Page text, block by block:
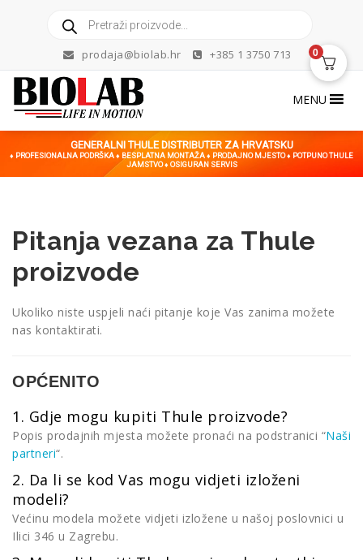
search
prodaja@biolab.hr +385 1 3750 713
MENU
GENERALNI THULE DISTRIBUTER ZA HRVATSKU
♦ PROFESIONALNA PODRŠKA ♦ BESPLATNA MONTAŽA ♦ PRODAJNO MJESTO ♦ POTPUNO THULE
JAMSTVO ♦ OSIGURAN SERVIS
Pitanja vezana za Thule
proizvode
Ukoliko niste uspjeli naći pitanje koje Vas zanima možete
nas kontaktirati.
OPĆENITO
1. Gdje mogu kupiti Thule proizvode?
Popis prodajnih mjesta možete pronaći na podstranici “Naši
partneri“.
2. Da li se kod Vas mogu vidjeti izloženi
modeli?
Većinu modela možete vidjeti izložene u našoj poslovnici u
Ilici 346 u Zagrebu.
0